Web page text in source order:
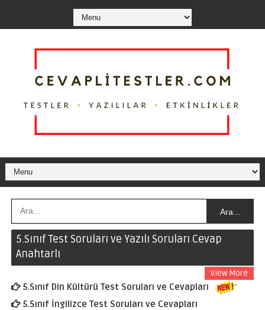
Ara...
5.Sınıf Test Soruları ve Yazılı Soruları Cevap
Anahtarlı
View More
5.Sınıf Din Kültürü Test Soruları ve Cevapları
5.Sınıf İngilizce Test Soruları ve Cevapları